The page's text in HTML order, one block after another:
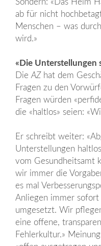
Sondern: «Das Heim
ab für nicht
Menschen – was
wird.»
«Die Unterstellungen
Die AZ hat dem
Fragen zu den
Fragen würden
die «haltlos» seien:
Er schreibt weiter:
Unterstellungen
vom Gesundheitsamt
wir immer die
es mal
Anliegen immer sofort
umgesetzt. Wir
eine offene,
Fehlerkultur.»